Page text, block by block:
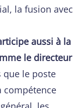
la fusion avec
aussi à la
le directeur
que le poste
compétence